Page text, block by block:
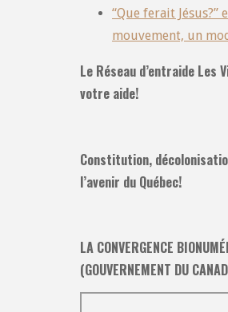
“Que ferait Jésus?”
mouvement, un
Le Réseau d’entraide Les
votre aide!
Constitution,
l’avenir du Québec!
LA CONVERGENCE
(GOUVERNEMENT DU